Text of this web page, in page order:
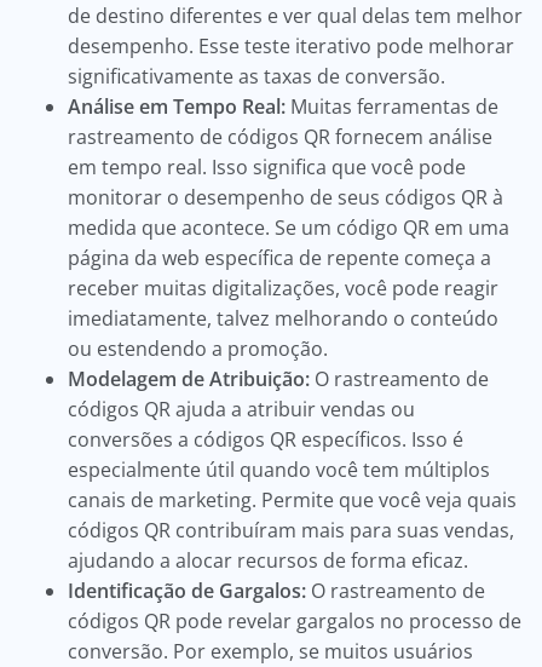
de destino diferentes e ver qual delas tem melhor
desempenho. Esse teste iterativo pode melhorar
significativamente as taxas de conversão.
Análise em Tempo Real: Muitas ferramentas de
rastreamento de códigos QR fornecem análise
em tempo real. Isso significa que você pode
monitorar o desempenho de seus códigos QR à
medida que acontece. Se um código QR em uma
página da web específica de repente começa a
receber muitas digitalizações, você pode reagir
imediatamente, talvez melhorando o conteúdo
ou estendendo a promoção.
Modelagem de Atribuição: O rastreamento de
códigos QR ajuda a atribuir vendas ou
conversões a códigos QR específicos. Isso é
especialmente útil quando você tem múltiplos
canais de marketing. Permite que você veja quais
códigos QR contribuíram mais para suas vendas,
ajudando a alocar recursos de forma eficaz.
Identificação de Gargalos: O rastreamento de
códigos QR pode revelar gargalos no processo de
conversão. Por exemplo, se muitos usuários